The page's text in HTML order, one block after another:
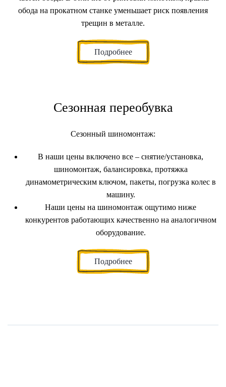
обода на прокатном станке уменьшает риск появления
трещин в металле.
Подробнее
Сезонная переобувка
Сезонный шиномонтаж:
В наши цены включено все – снятие/установка,
шиномонтаж, балансировка, протяжка
динамометрическим ключом, пакеты, погрузка колес в
машину.
Наши цены на шиномонтаж ощутимо ниже
конкурентов работающих качественно на аналогичном
оборудование.
Подробнее